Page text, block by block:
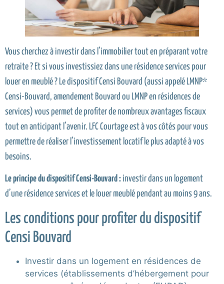
Vous cherchez à investir dans l’immobilier tout en préparant votre
retraite ? Et si vous investissiez dans une résidence services pour
louer en meublé ? Le dispositif Censi Bouvard (aussi appelé LMNP*
Censi-Bouvard, amendement Bouvard ou LMNP en résidences de
services) vous permet de profiter de nombreux avantages fiscaux
tout en anticipant l’avenir. LFC Courtage est à vos côtés pour vous
permettre de réaliser l’investissement locatif le plus adapté à vos
besoins.
Le principe du dispositif Censi-Bouvard : investir dans un logement
d’une résidence services et le louer meublé pendant au moins 9 ans.
Les conditions pour profiter du dispositif
Censi Bouvard
Investir dans un logement en résidences de
services (établissements d’hébergement pour